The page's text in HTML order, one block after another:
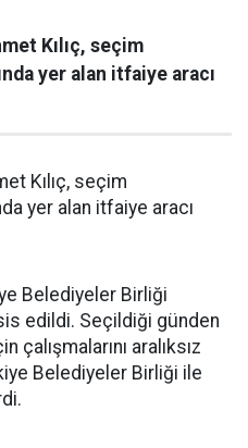
Kılıç, seçim
yer alan itfaiye aracı
Kılıç, seçim
yer alan itfaiye aracı
Belediyeler Birliği
edildi. Seçildiği günden
aralıksız
Belediyeler Birliği ile